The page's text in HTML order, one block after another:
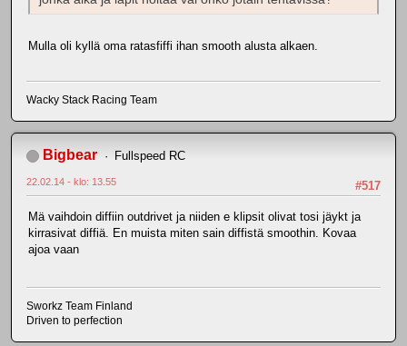
Mulla oli kyllä oma ratasfiffi ihan smooth alusta alkaen.
Wacky Stack Racing Team
Bigbear Fullspeed RC
#517
22.02.14 - klo: 13.55
Mä vaihdoin diffiin outdrivet ja niiden e klipsit olivat tosi jäykt ja
kirrasivat diffiä. En muista miten sain diffistä smoothin. Kovaa
ajoa vaan
Sworkz Team Finland
Driven to perfection